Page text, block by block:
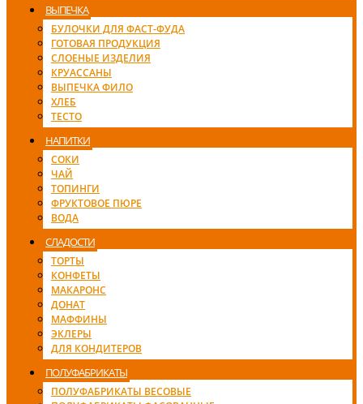
ВЫПЕЧКА
БУЛОЧКИ ДЛЯ ФАСТ-ФУДА
ГОТОВАЯ ПРОДУКЦИЯ
СЛОЕНЫЕ ИЗДЕЛИЯ
КРУАССАНЫ
ВЫПЕЧКА ФИЛО
ХЛЕБ
ТЕСТО
НАПИТКИ
СОКИ
ЧАЙ
ТОПИНГИ
ФРУКТОВОЕ ПЮРЕ
ВОДА
СЛАДОСТИ
ТОРТЫ
КОНФЕТЫ
МАКАРОНС
ДОНАТ
МАФФИНЫ
ЭКЛЕРЫ
ДЛЯ КОНДИТЕРОВ
ПОЛУФАБРИКАТЫ
ПОЛУФАБРИКАТЫ ВЕСОВЫЕ